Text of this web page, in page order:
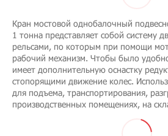
Кран мостовой однобалочный
1 тонна представляет собой систему
рельсами, по которым при помощи
рабочий механизм. Чтобы было
имеет дополнительную оснастку
стопорящими движение колес.
для подъема, транспортирования,
производственных помещениях, на